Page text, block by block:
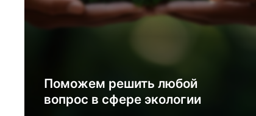
Поможем решить любой
вопрос в сфере экологии